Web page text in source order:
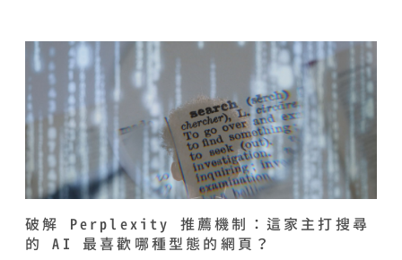
破解 Perplexity 推薦機制：這家主打搜尋
的 AI 最喜歡哪種型態的網頁？